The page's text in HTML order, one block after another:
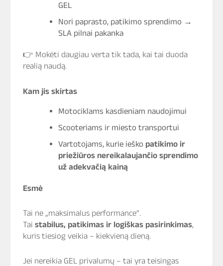
GEL
Nori paprasto, patikimo sprendimo →
SLA pilnai pakanka
👉 Mokėti daugiau verta tik tada, kai tai duoda
realią naudą.
Kam jis skirtas
Motociklams kasdieniam naudojimui
Scooteriams ir miesto transportui
Vartotojams, kurie ieško patikimo ir
priežiūros nereikalaujančio sprendimo
už adekvačią kainą
Esmė
Tai ne „maksimalus performance“.
Tai stabilus, patikimas ir logiškas pasirinkimas,
kuris tiesiog veikia – kiekvieną dieną.
Jei nereikia GEL privalumų – tai yra teisingas